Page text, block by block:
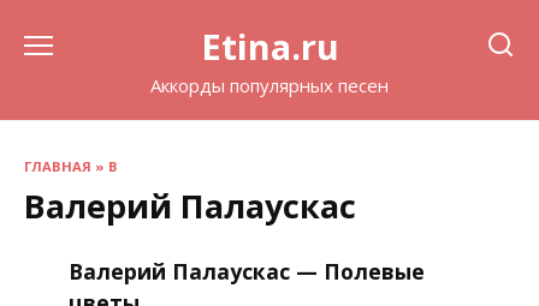
Etina.ru
Аккорды популярных песен
ГЛАВНАЯ » В
Валерий Палаускас
Валерий Палаускас — Полевые